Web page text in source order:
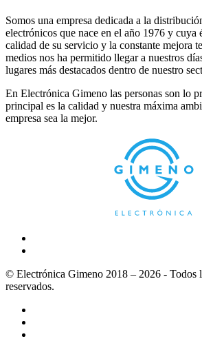
Somos una empresa dedicada a la
electrónicos que nace en el año 1976 y cuya
calidad de su servicio y la constante mejora
medios nos ha permitido llegar a nuestros
lugares más destacados dentro de nuestro
En Electrónica Gimeno las personas son lo
principal es la calidad y nuestra máxima
empresa sea la mejor.
© Electrónica Gimeno 2018 – 2026 - Todos
reservados.